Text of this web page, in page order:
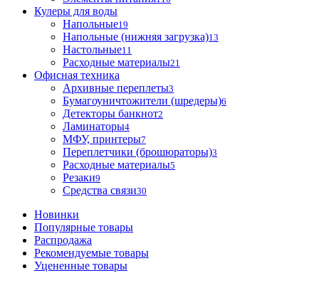
Кулеры для воды
Напольные19
Напольные (нижняя загрузка)13
Настольные11
Расходные материалы21
Офисная техника
Архивные переплеты3
Бумагоуничтожители (шредеры)6
Детекторы банкнот2
Ламинаторы4
МФУ, принтеры7
Переплетчики (брошюраторы)3
Расходные материалы5
Резаки9
Средства связи30
Новинки
Популярные товары
Распродажа
Рекомендуемые товары
Уцененные товары